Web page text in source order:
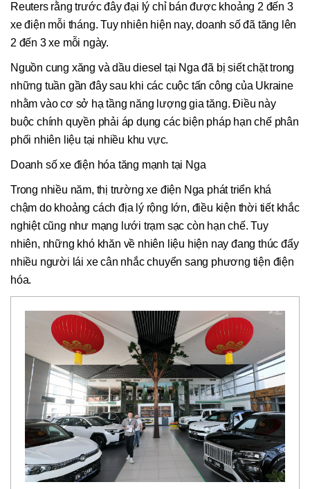
Reuters rằng trước đây đại lý chỉ bán được khoảng 2 đến 3
xe điện mỗi tháng. Tuy nhiên hiện nay, doanh số đã tăng lên
2 đến 3 xe mỗi ngày.
Nguồn cung xăng và dầu diesel tại Nga đã bị siết chặt trong
những tuần gần đây sau khi các cuộc tấn công của Ukraine
nhằm vào cơ sở hạ tầng năng lượng gia tăng. Điều này
buộc chính quyền phải áp dụng các biện pháp hạn chế phân
phối nhiên liệu tại nhiều khu vực.
Doanh số xe điện hóa tăng mạnh tại Nga
Trong nhiều năm, thị trường xe điện Nga phát triển khá
chậm do khoảng cách địa lý rộng lớn, điều kiện thời tiết khắc
nghiệt cũng như mạng lưới trạm sạc còn hạn chế. Tuy
nhiên, những khó khăn về nhiên liệu hiện nay đang thúc đẩy
nhiều người lái xe cân nhắc chuyển sang phương tiện điện
hóa.